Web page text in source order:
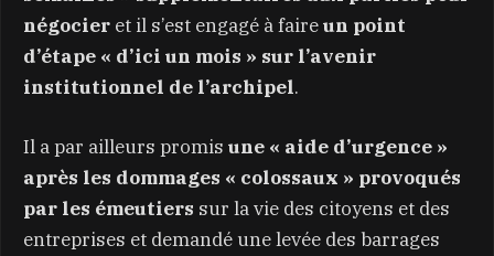
négocier et il s’est engagé à faireun point
d’étape « d’ici un mois » sur l’avenir
institutionnel de l’archipel.
Il a par ailleurs promis une « aide d’urgence »
après les dommages « colossaux » provoqués
par les émeutiers sur la vie des citoyens et des
entreprises et demandé une levée des barrages